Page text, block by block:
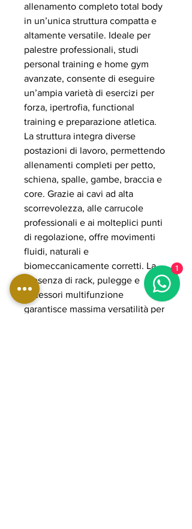
allenamento completo total body
in un’unica struttura compatta e
altamente versatile. Ideale per
palestre professionali, studi
personal training e home gym
avanzate, consente di eseguire
un’ampia varietà di esercizi per
forza, ipertrofia, functional
training e preparazione atletica.
La struttura integra diverse
postazioni di lavoro, permettendo
allenamenti completi per petto,
schiena, spalle, gambe, braccia e
core. Grazie ai cavi ad alta
scorrevolezza, alle carrucole
professionali e ai molteplici punti
di regolazione, offre movimenti
fluidi, naturali e
biomeccanicamente corretti. La
presenza di rack, pulegge e
accessori multifunzione
garantisce massima versatilità per
1